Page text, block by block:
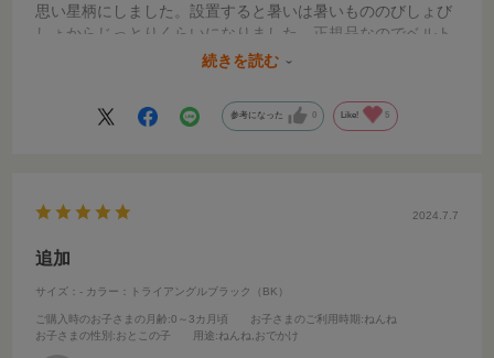
思い星柄にしました。設置すると暑いは暑いもののびしょび
しょからじっとりくらいになりました。正規品なのでベルト
の位置もピッタリ、乗せてるだけなので時々ずれますが剥が
続きを読む
参考になった 0 Like! 5
2024.7.7
追加
サイズ：- カラー：トライアングルブラック（BK）
ご購入時のお子さまの月齢:0～3カ月頃 お子さまのご利用時期 :ねんね
お子さまの性別 :おとこの子 用途:ねんね,おでかけ